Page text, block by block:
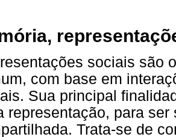
sociais são
com base em
Sua principal
representação, para
Trata-se de